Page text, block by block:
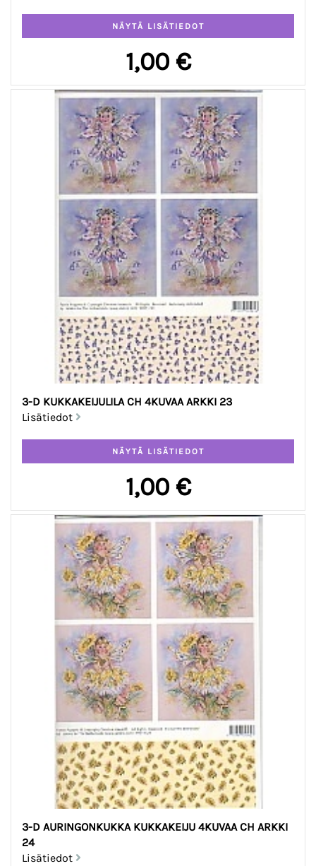
1,00 €
3-D KUKKAKEIJULILA CH 4KUVAA ARKKI 23
Lisätiedot
1,00 €
3-D AURINGONKUKKA KUKKAKEIJU 4KUVAA CH ARKKI
24
Lisätiedot